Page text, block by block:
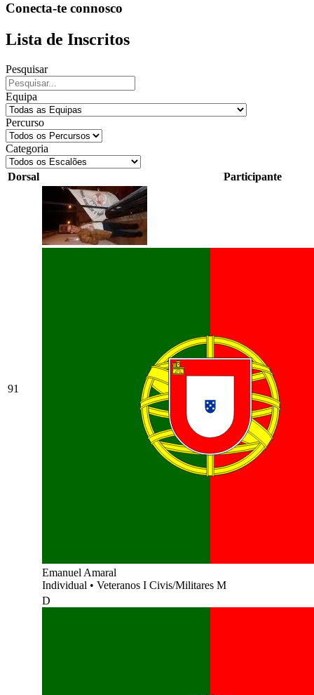
Conecta-te connosco
Lista de Inscritos
Pesquisar
Equipa
Percurso
Categoria
Dorsal Participante
91
Emanuel Amaral
Individual • Veteranos I Civis/Militares M
D